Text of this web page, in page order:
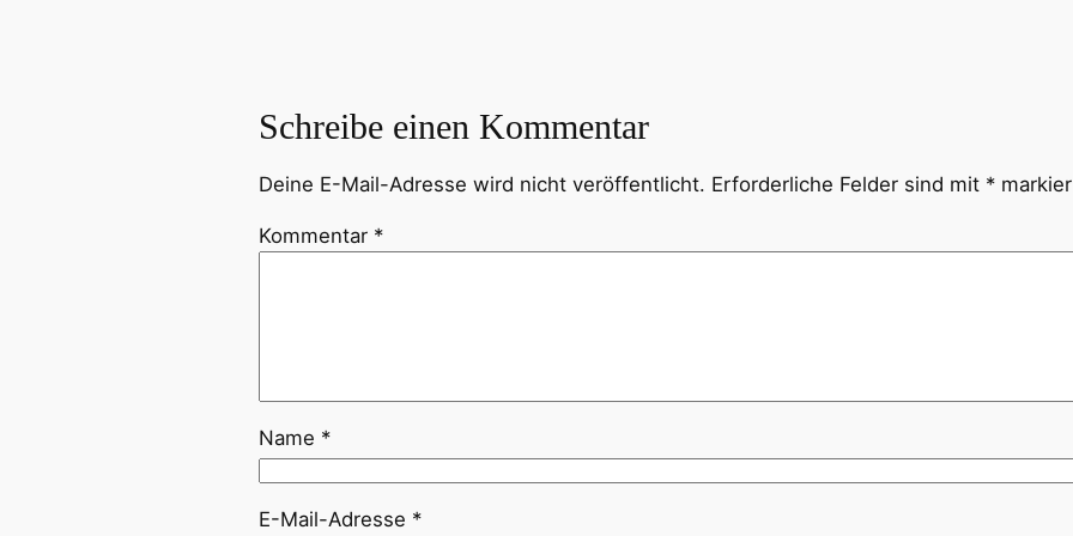
Schreibe einen Kommentar
Deine E-Mail-Adresse wird nicht veröffentlicht. Erforderliche Felder sind mit *
Kommentar *
Name *
E-Mail-Adresse *